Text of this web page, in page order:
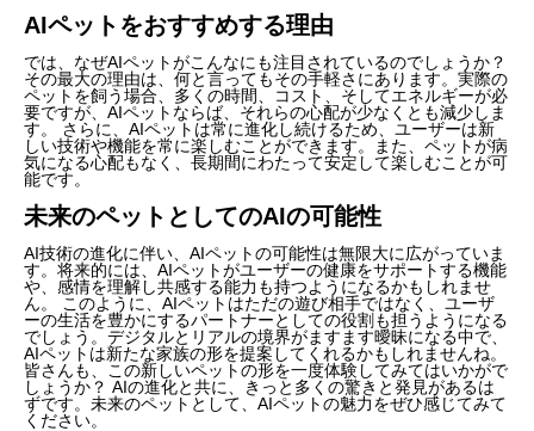
AIペットをおすすめする理由
では、なぜAIペットがこんなにも注目されているのでしょうか？
その最大の理由は、何と言ってもその手軽さにあります。実際の
ペットを飼う場合、多くの時間、コスト、そしてエネルギーが必
要ですが、AIペットならば、それらの心配が少なくとも減少しま
す。 さらに、AIペットは常に進化し続けるため、ユーザーは新
しい技術や機能を常に楽しむことができます。また、ペットが病
気になる心配もなく、長期間にわたって安定して楽しむことが可
能です。
未来のペットとしてのAIの可能性
AI技術の進化に伴い、AIペットの可能性は無限大に広がっていま
す。将来的には、AIペットがユーザーの健康をサポートする機能
や、感情を理解し共感する能力も持つようになるかもしれませ
ん。 このように、AIペットはただの遊び相手ではなく、ユーザ
ーの生活を豊かにするパートナーとしての役割も担うようになる
でしょう。デジタルとリアルの境界がますます曖昧になる中で、
AIペットは新たな家族の形を提案してくれるかもしれませんね。
皆さんも、この新しいペットの形を一度体験してみてはいかがで
しょうか？ AIの進化と共に、きっと多くの驚きと発見があるは
ずです。未来のペットとして、AIペットの魅力をぜひ感じてみて
ください。